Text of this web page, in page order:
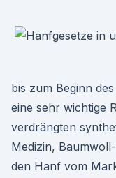
bis zum Beginn
eine sehr wichtige
verdrängten
Medizin,
den Hanf vom